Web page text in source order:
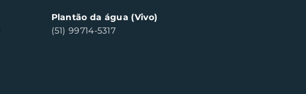
Plantão da água (Vivo)
(51) 99714-5317